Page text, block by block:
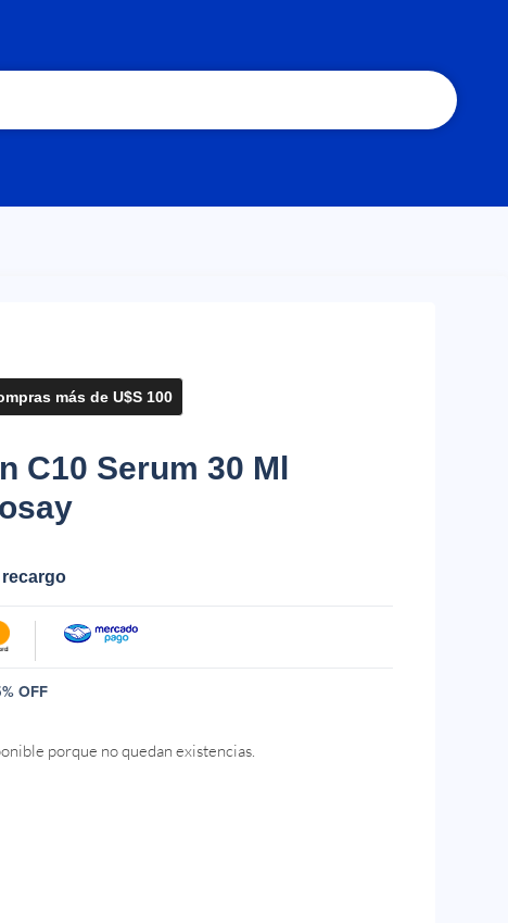
más de U$S 100
C10 Serum 30 Ml
recargo
OFF
porque no quedan existencias.